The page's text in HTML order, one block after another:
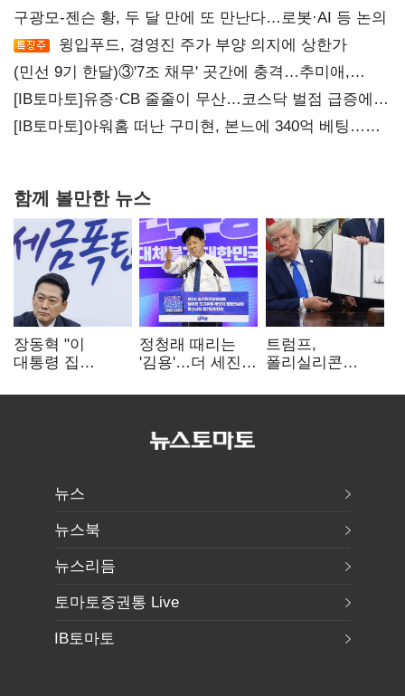
구광모-젠슨 황, 두 달 만에 또 만난다…로봇·AI 등 논의
윙입푸드, 경영진 주가 부양 의지에 상한가
(민선 9기 한달)③'7조 채무' 곳간에 충격…추미애,
20년만에 '비상재정' 선언 승부수
[IB토마토]유증·CB 줄줄이 무산…코스닥 벌점 급증에
상폐 압박
[IB토마토]아워홈 떠난 구미현, 본느에 340억 베팅…
함께 볼만한 뉴스
장동혁 "이
대통령 집
폭탄…'내로남불'"
정청래 때리는
'김용'…더 세진
입
트럼프,
폴리실리콘
관세…"미 산업
뉴스
뉴스북
뉴스리듬
토마토증권통 Live
IB토마토